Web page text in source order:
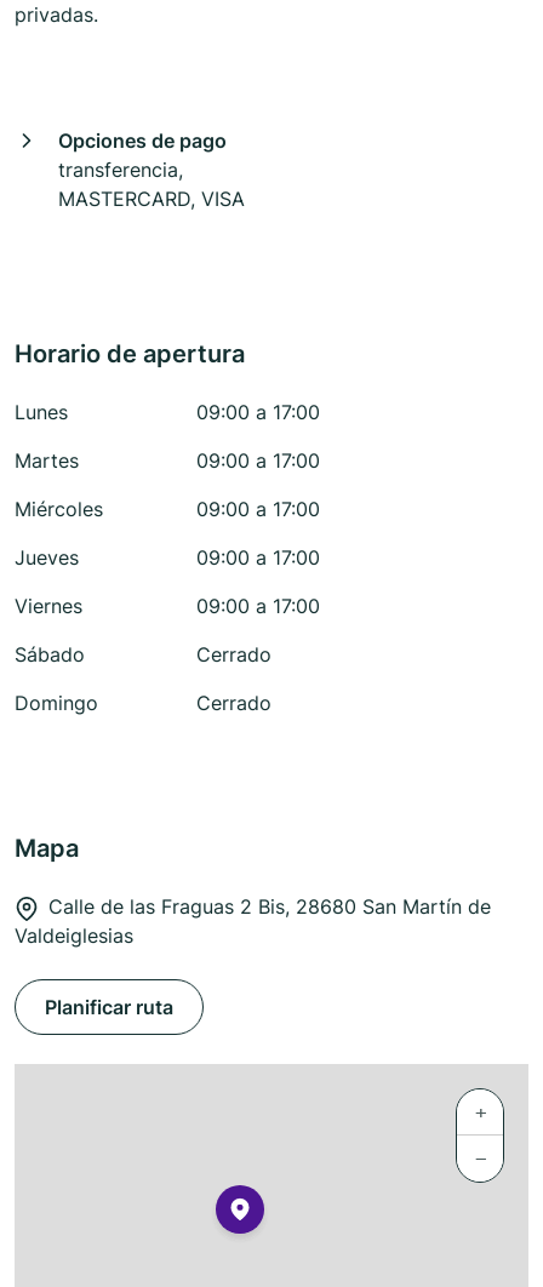
privadas.
Opciones de pago
transferencia,
MASTERCARD, VISA
Horario de apertura
Lunes
09:00 a 17:00
Martes
09:00 a 17:00
Miércoles
09:00 a 17:00
Jueves
09:00 a 17:00
Viernes
09:00 a 17:00
Sábado
Cerrado
Domingo
Cerrado
Mapa
Calle de las Fraguas 2 Bis, 28680 San Martín de
Valdeiglesias
Planificar ruta
+
−